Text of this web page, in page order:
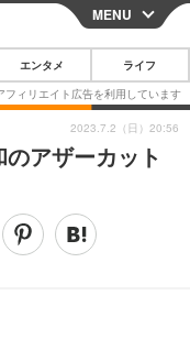
CLOSE
スマートフォン
その他
映画・ドラマ
MENU
エンタメ ライフ
アザーカット
2023.7.2（日）20:56